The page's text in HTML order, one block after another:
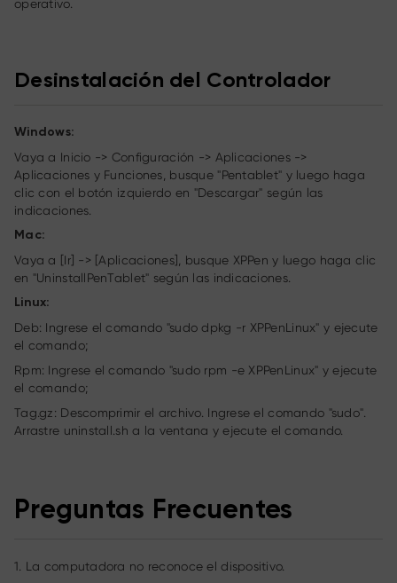
operativo.
Desinstalación del Controlador
Windows:
Vaya a Inicio -> Configuración -> Aplicaciones ->
Aplicaciones y Funciones, busque "Pentablet" y luego haga
clic con el botón izquierdo en "Descargar" según las
indicaciones.
Mac:
Vaya a [Ir] -> [Aplicaciones], busque XPPen y luego haga clic
en "UninstallPenTablet" según las indicaciones.
Linux:
Deb: Ingrese el comando "sudo dpkg -r XPPenLinux" y ejecute
el comando;
Rpm: Ingrese el comando "sudo rpm -e XPPenLinux" y ejecute
el comando;
Tag.gz: Descomprimir el archivo. Ingrese el comando "sudo".
Arrastre uninstall.sh a la ventana y ejecute el comando.
Preguntas Frecuentes
1. La computadora no reconoce el dispositivo.